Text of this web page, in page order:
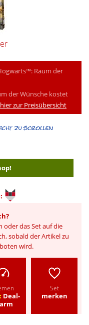
Raum der
der Wünsche kostet
zur Preisübersicht
oder das Set auf die
sobald der Artikel zu
wird.
Deal-
Set
merken